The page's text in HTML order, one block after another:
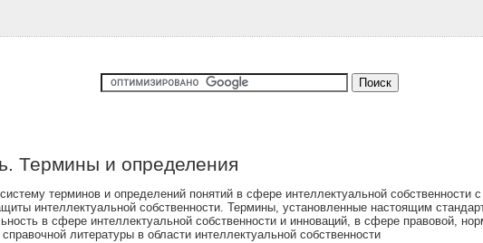
Термины и определения
терминов и определений понятий в сфере интеллектуальной собственности
интеллектуальной собственности. Термины, установленные настоящим
в сфере интеллектуальной собственности и инноваций, в сфере правовой,
литературы в области интеллектуальной собственности